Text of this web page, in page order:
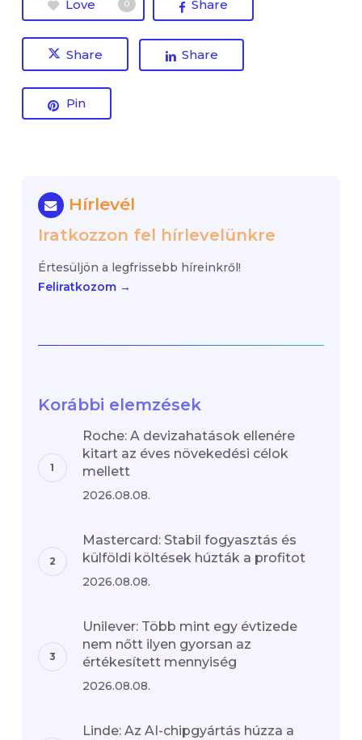
Love 0 Share
Share Share
Pin
Hírlevél
Iratkozzon fel hírlevelünkre
Értesüljön a legfrissebb híreinkről!
Feliratkozom →
Korábbi elemzések
Roche: A devizahatások ellenére
kitart az éves növekedési célok
mellett
2026.08.08.
Mastercard: Stabil fogyasztás és
külföldi költések húzták a profitot
2026.08.08.
Unilever: Több mint egy évtizede
nem nőtt ilyen gyorsan az
értékesített mennyiség
2026.08.08.
Linde: Az AI-chipgyártás húzza a